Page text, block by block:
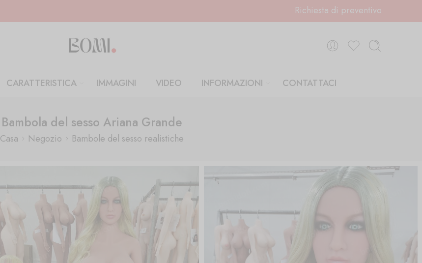
Richiesta di preventivo
CARATTERISTICA IMMAGINI VIDEO INFORMAZIONI CONTATTACI
Bambola del sesso Ariana Grande
Casa Negozio Bambole del sesso realistiche